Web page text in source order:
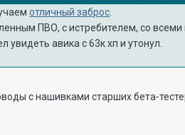
отличный заброс
ПВО, с истребителем, со
авика с 63к хп и утонул.
с нашивками старших бета-